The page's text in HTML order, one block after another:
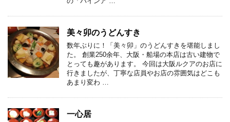
美々卯のうどんすき
数年ぶりに！「美々卯」のうどんすきを堪能しまし
た。 創業250余年、大阪・船場の本店は古い建物で
とっても趣があります。 今回は大阪ルクアのお店に
行きましたが、丁寧な店員やお店の雰囲気はどこも
あまり変わ …
一心居